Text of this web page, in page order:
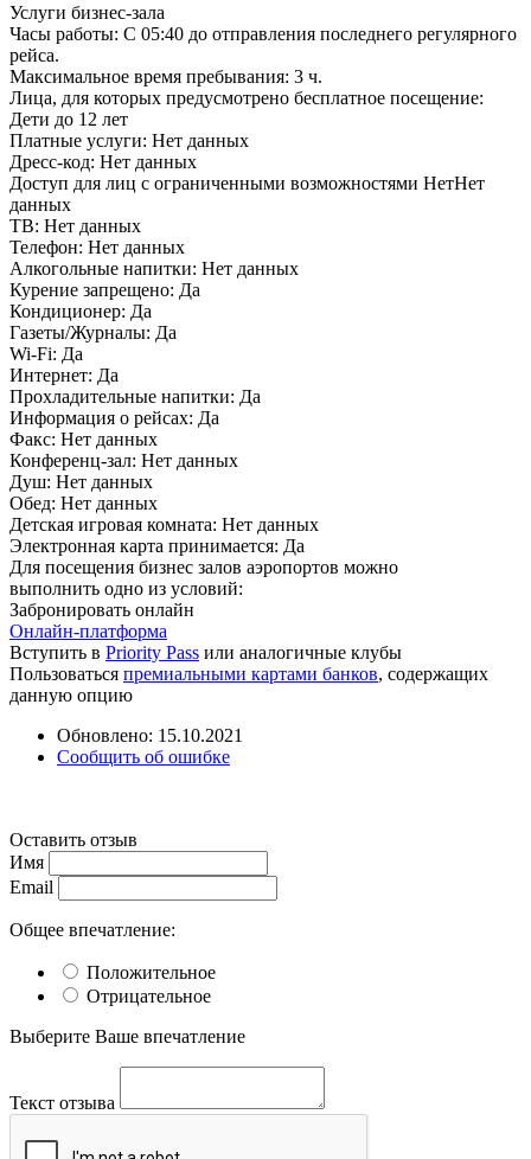
Услуги бизнес-зала
Часы работы: С 05:40 до отправления последнего регулярного
рейса.
Максимальное время пребывания: 3 ч.
Лица, для которых предусмотрено бесплатное посещение:
Дети до 12 лет
Платные услуги: Нет данных
Дресс-код: Нет данных
Доступ для лиц с ограниченными возможностями НетНет
данных
ТВ: Нет данных
Телефон: Нет данных
Алкогольные напитки: Нет данных
Курение запрещено: Да
Кондиционер: Да
Газеты/Журналы: Да
Wi-Fi: Да
Интернет: Да
Прохладительные напитки: Да
Информация о рейсах: Да
Факс: Нет данных
Конференц-зал: Нет данных
Душ: Нет данных
Обед: Нет данных
Детская игровая комната: Нет данных
Электронная карта принимается: Да
Для посещения бизнес залов аэропортов можно
выполнить одно из условий:
Забронировать онлайн
Онлайн-платформа
Вступить в Priority Pass или аналогичные клубы
Пользоваться премиальными картами банков, содержащих
данную опцию
Обновлено: 15.10.2021
Сообщить об ошибке
Оставить отзыв
Имя
Email
Общее впечатление:
Положительное
Отрицательное
Выберите Ваше впечатление
Текст отзыва